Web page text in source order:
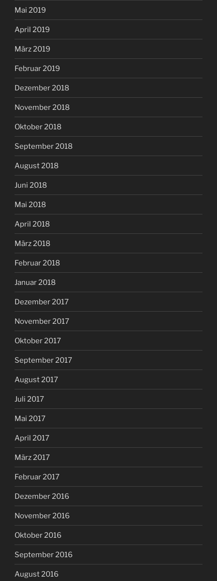
Mai 2019
April 2019
März 2019
Februar 2019
Dezember 2018
November 2018
Oktober 2018
September 2018
August 2018
Juni 2018
Mai 2018
April 2018
März 2018
Februar 2018
Januar 2018
Dezember 2017
November 2017
Oktober 2017
September 2017
August 2017
Juli 2017
Mai 2017
April 2017
März 2017
Februar 2017
Dezember 2016
November 2016
Oktober 2016
September 2016
August 2016